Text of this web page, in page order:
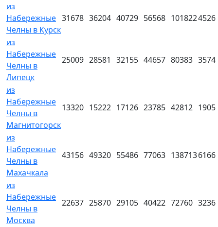
из
Набережные
Челны в Курск
31678 36204 40729 56568 1018224526
из
Набережные
Челны в
Липецк
25009 28581 32155 44657 80383 3574
из
Набережные
Челны в
Магнитогорск
13320 15222 17126 23785 42812 1905
из
Набережные
Челны в
Махачкала
43156 49320 55486 77063 1387136166
из
Набережные
Челны в
Москва
22637 25870 29105 40422 72760 3236